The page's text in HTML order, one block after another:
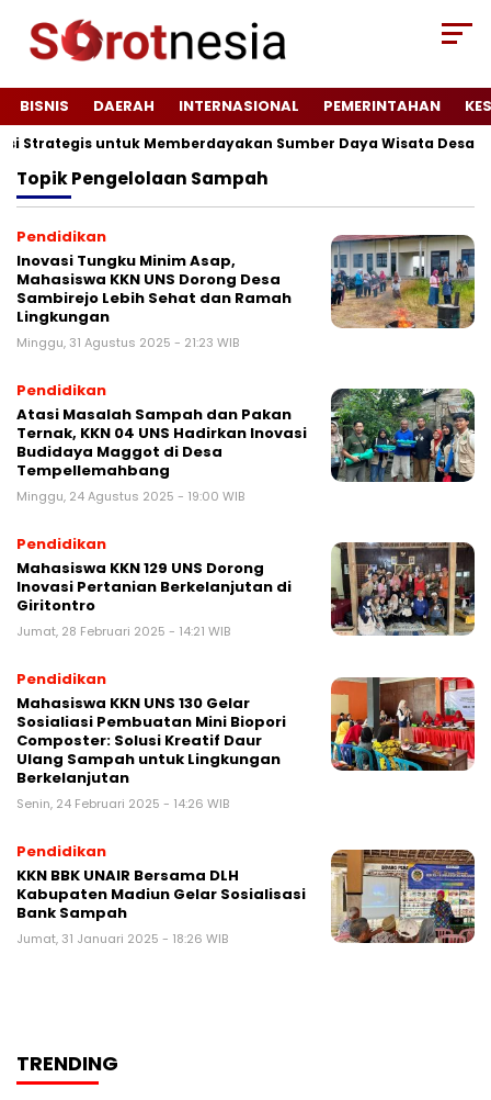
BISNIS DAERAH INTERNASIONAL PEMERINTAHAN
Strategis untuk Memberdayakan Sumber Daya Wisata Desa
TopikPengelolaan Sampah
Pendidikan
Inovasi Tungku Minim Asap,
Mahasiswa KKN UNS Dorong Desa
Sambirejo Lebih Sehat dan Ramah
Lingkungan
Minggu, 31 Agustus 2025 - 21:23 WIB
Pendidikan
Atasi Masalah Sampah dan Pakan
Ternak, KKN 04 UNS Hadirkan Inovasi
Budidaya Maggot di Desa
Tempellemahbang
Minggu, 24 Agustus 2025 - 19:00 WIB
Pendidikan
Mahasiswa KKN 129 UNS Dorong
Inovasi Pertanian Berkelanjutan di
Giritontro
Jumat, 28 Februari 2025 - 14:21 WIB
Pendidikan
Mahasiswa KKN UNS 130 Gelar
Sosialiasi Pembuatan Mini Biopori
Composter: Solusi Kreatif Daur
Ulang Sampah untuk Lingkungan
Berkelanjutan
Senin, 24 Februari 2025 - 14:26 WIB
Pendidikan
KKN BBK UNAIR Bersama DLH
Kabupaten Madiun Gelar Sosialisasi
Bank Sampah
Jumat, 31 Januari 2025 - 18:26 WIB
TRENDING